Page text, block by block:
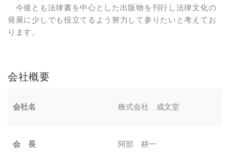
今後とも法律書を中心とした出版物を刊行し法律文化の
発展に少しでも役立てるよう努力して参りたいと考えてお
ります。
会社概要
会社名 株式会社 成文堂
会 長 阿部 耕一